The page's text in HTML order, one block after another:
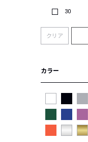
30
クリア
カラー